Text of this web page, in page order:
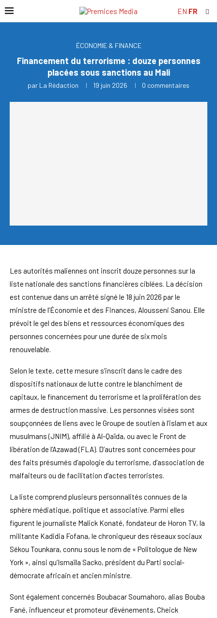
EN FR
ÉCONOMIE & FINANCE
Financement du terrorisme : douze personnes
placées sous sanctions au Mali
par La Rédaction 19 juin 2026 0 commentaires
Les autorités maliennes ont inscrit douze personnes sur la
liste nationale des sanctions financières ciblées. La décision
est contenue dans un arrêté signé le 18 juin 2026 par le
ministre de l’Économie et des Finances, Alousseni Sanou. Elle
prévoit le gel des biens et ressources économiques des
personnes concernées pour une durée de six mois
renouvelable.
Selon le texte, cette mesure s’inscrit dans le cadre des
dispositifs nationaux de lutte contre le blanchiment de
capitaux, le financement du terrorisme et la prolifération des
armes de destruction massive. Les personnes visées sont
soupçonnées de liens avec le Groupe de soutien à l’islam et aux
musulmans (JNIM), affilié à Al-Qaïda, ou avec le Front de
libération de l’Azawad (FLA). D’autres sont concernées pour
des faits présumés d’apologie du terrorisme, d’association de
malfaiteurs ou de facilitation d’actes terroristes.
La liste comprend plusieurs personnalités connues de la
sphère médiatique, politique et associative. Parmi elles
figurent le journaliste Malick Konaté, fondateur de Horon TV, la
militante Kadidia Fofana, le chroniqueur des réseaux sociaux
Sékou Tounkara, connu sous le nom de « Politologue de New
York », ainsi qu’Ismaïla Sacko, président du Parti social-
démocrate africain et ancien ministre.
Sont également concernés Boubacar Soumahoro, alias Bouba
Fané, influenceur et promoteur d’événements, Cheick